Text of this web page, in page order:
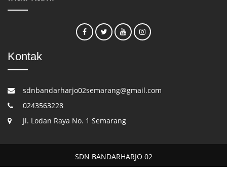
Kontak
sdnbandarharjo02semarang@gmail.com
0243563228
Jl. Lodan Raya No. 1 Semarang
SDN BANDARHARJO 02